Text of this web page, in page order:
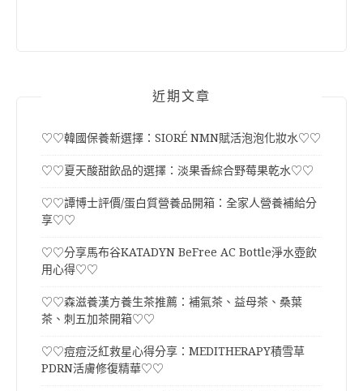
近期文章
♡♡韓國保養新選擇：SIORÉ NMN賦活泡泡化妝水♡♡
♡♡夏天酸甜飲品的選擇：淡果香綜合野莓果乾水♡♡
♡♡譚博士評價/蛋白質營養品開箱：全家人營養補給分
享♡♡
♡♡分享馬布谷KATADYN BeFree AC Bottle淨水壺飲
用心得♡♡
♡♡森滋養漢方養生茶推薦：補氣茶、益母茶、桑葉
茶、刺五加茶開箱♡♡
♡♡痘痘泛紅救星心得分享：MEDITHERAPY積雪草
PDRN活膚修復精華♡♡